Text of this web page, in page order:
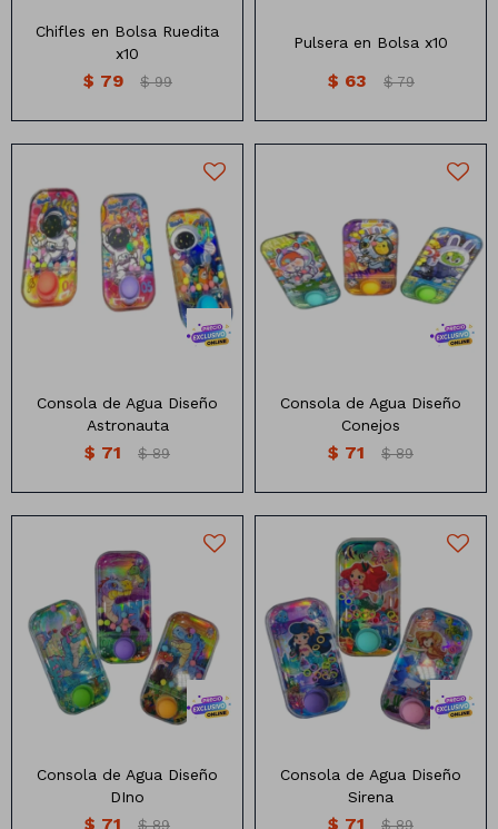
Chifles en Bolsa Ruedita
x10
$ 79 $ 99
Pulsera en Bolsa x10
$ 63 $ 79
Consola de Agua Diseño
Astronauta
Consola de Agua Diseño
Astronauta
$ 71 $ 89
Consola de Agua diseño
conejos
Consola de Agua Diseño
Conejos
$ 71 $ 89
Consola de Agua Diseño
DIno
$ 71 $ 89
Consola de Agua diseño
sirena
Consola de Agua Diseño
Sirena
$ 71 $ 89